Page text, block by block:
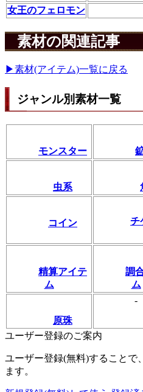
女王のフェロモン
素材の関連記事
▶素材(アイテム)一覧に戻る
ジャンル別素材一覧
モンスター
虫系
コイン チ
精算アイテ
ム
調
ム
原珠
-
ユーザー登録のご案内
ユーザー登録(無料)することで
ます。